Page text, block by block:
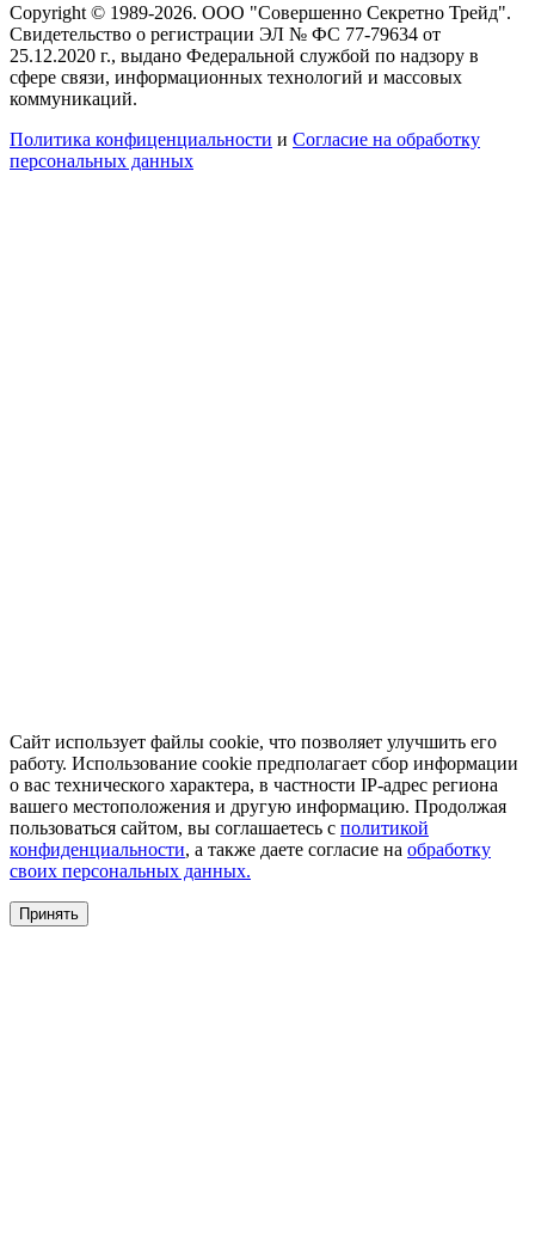
Copyright © 1989-2026. ООО "Совершенно Секретно Трейд".
Свидетельство о регистрации ЭЛ № ФС 77-79634 от
25.12.2020 г., выдано Федеральной службой по надзору в
сфере связи, информационных технологий и массовых
коммуникаций.
Политика конфиценциальности и Согласие на обработку
персональных данных
Сайт использует файлы cookie, что позволяет улучшить его
работу. Использование cookie предполагает сбор информации
о вас технического характера, в частности IP-адрес региона
вашего местоположения и другую информацию. Продолжая
пользоваться сайтом, вы соглашаетесь с политикой
конфиденциальности, а также даете согласие на обработку
своих персональных данных.
Принять